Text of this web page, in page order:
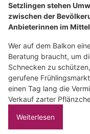
Setzlingen stehen
zwischen der
Anbieterinnen im
Wer auf dem Balkon
Beratung braucht, um
Schnecken zu
gerufene
einen Tag lang die
Verkauf zarter
Weiterlesen